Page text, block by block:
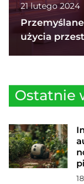
21 lutego 2024
użycia
Ostatnie